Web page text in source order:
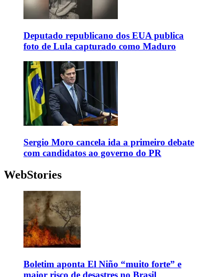
Deputado republicano dos EUA publica
foto de Lula capturado como Maduro
Sergio Moro cancela ida a primeiro debate
com candidatos ao governo do PR
WebStories
Boletim aponta El Niño “muito forte” e
maior risco de desastres no Brasil